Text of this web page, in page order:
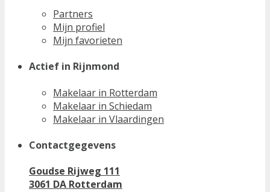
Partners
Mijn profiel
Mijn favorieten
Actief in Rijnmond
Makelaar in Rotterdam
Makelaar in Schiedam
Makelaar in Vlaardingen
Contactgegevens
Goudse Rijweg 111
3061 DA Rotterdam